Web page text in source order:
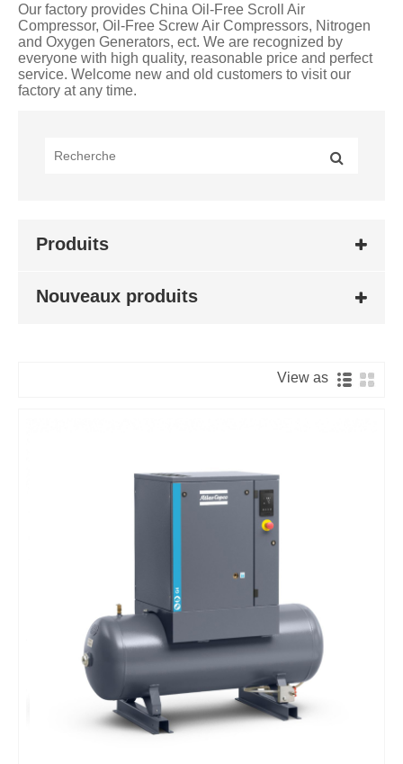
Our factory provides China Oil-Free Scroll Air
Compressor, Oil-Free Screw Air Compressors, Nitrogen
and Oxygen Generators, ect. We are recognized by
everyone with high quality, reasonable price and perfect
service. Welcome new and old customers to visit our
factory at any time.
Produits
Nouveaux produits
View as